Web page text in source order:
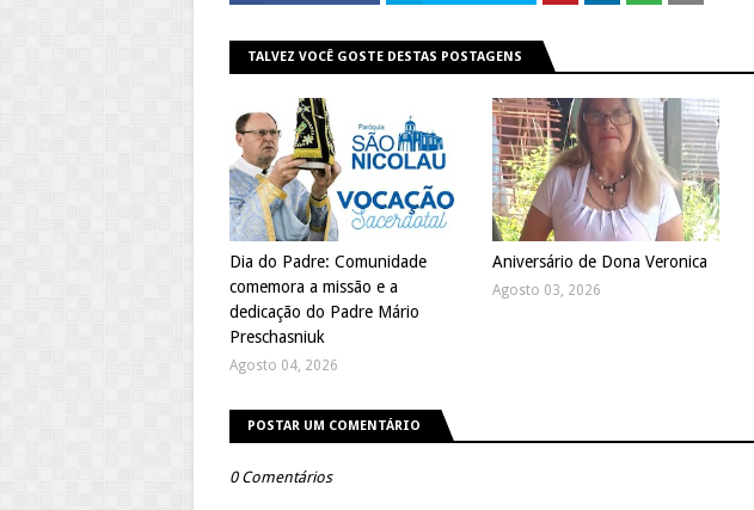
TALVEZ VOCÊ GOSTE DESTAS POSTAGENS
Dia do Padre: Comunidade
comemora a missão e a
dedicação do Padre Mário
Preschasniuk
Agosto 04, 2026
Aniversário de Dona Veronica
Agosto 03, 2026
POSTAR UM COMENTÁRIO
0 Comentários